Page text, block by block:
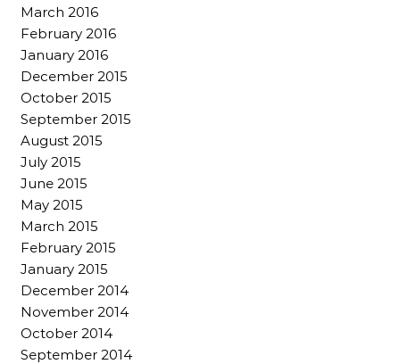
March 2016
February 2016
January 2016
December 2015
October 2015
September 2015
August 2015
July 2015
June 2015
May 2015
March 2015
February 2015
January 2015
December 2014
November 2014
October 2014
September 2014